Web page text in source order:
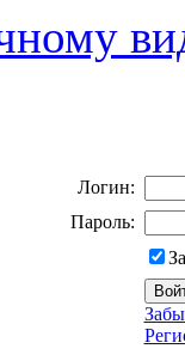
Логин:
Пароль: